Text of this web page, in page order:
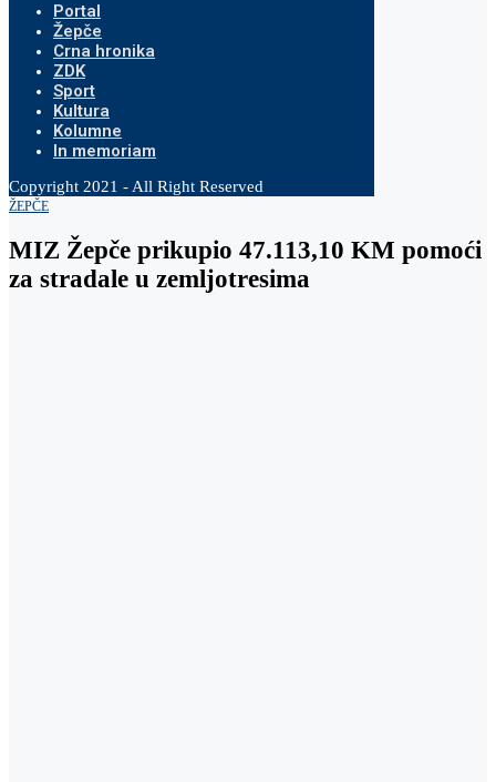
Portal
Žepče
Crna hronika
ZDK
Sport
Kultura
Kolumne
In memoriam
Copyright 2021 - All Right Reserved
ŽEPČE
MIZ Žepče prikupio 47.113,10 KM pomoći
za stradale u zemljotresima